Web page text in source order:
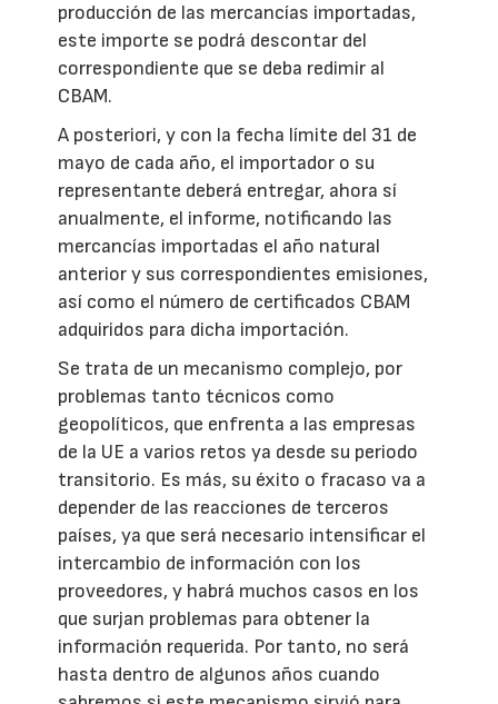
producción de las mercancías importadas,
este importe se podrá descontar del
correspondiente que se deba redimir al
CBAM.
A posteriori, y con la fecha límite del 31 de
mayo de cada año, el importador o su
representante deberá entregar, ahora sí
anualmente, el informe, notificando las
mercancías importadas el año natural
anterior y sus correspondientes emisiones,
así como el número de certificados CBAM
adquiridos para dicha importación.
Se trata de un mecanismo complejo, por
problemas tanto técnicos como
geopolíticos, que enfrenta a las empresas
de la UE a varios retos ya desde su periodo
transitorio. Es más, su éxito o fracaso va a
depender de las reacciones de terceros
países, ya que será necesario intensificar el
intercambio de información con los
proveedores, y habrá muchos casos en los
que surjan problemas para obtener la
información requerida. Por tanto, no será
hasta dentro de algunos años cuando